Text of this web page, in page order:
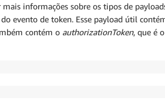
mais informações sobre os tipos de
evento de token. Esse payload útil
contém o authorizationToken, que é